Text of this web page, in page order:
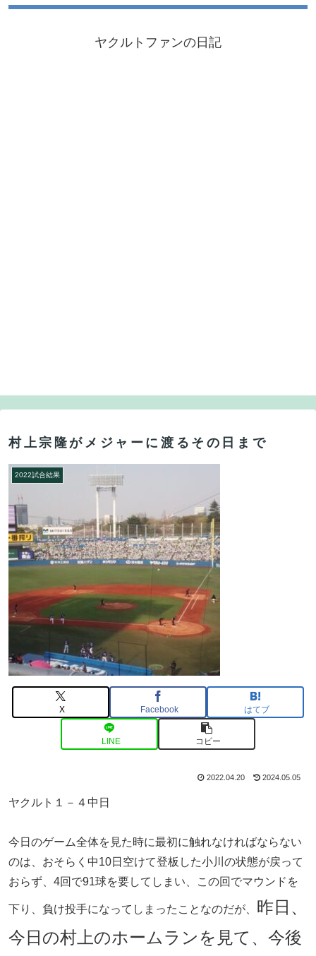
ヤクルトファンの日記
村上宗隆がメジャーに渡るその日まで
2022試合結果
X Facebook はてブ
LINE コピー
2022.04.20 2024.05.05
ヤクルト１－４中日
今日のゲーム全体を見た時に最初に触れなければならない
のは、おそらく中10日空けて登板した小川の状態が戻って
おらず、4回で91球を要してしまい、この回でマウンドを
下り、負け投手になってしまったことなのだが、 昨日、
今日の村上のホームランを見て、今後